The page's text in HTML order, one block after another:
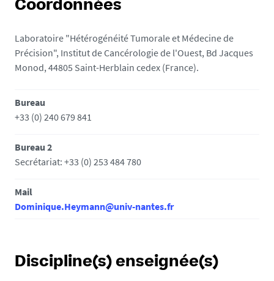
Coordonnées
Laboratoire "Hétérogénéité Tumorale et Médecine de
Précision", Institut de Cancérologie de l'Ouest, Bd Jacques
Monod, 44805 Saint-Herblain cedex (France).
Bureau
+33 (0) 240 679 841
Bureau 2
Secrétariat: +33 (0) 253 484 780
Mail
Dominique.Heymann@univ-nantes.fr
Discipline(s) enseignée(s)